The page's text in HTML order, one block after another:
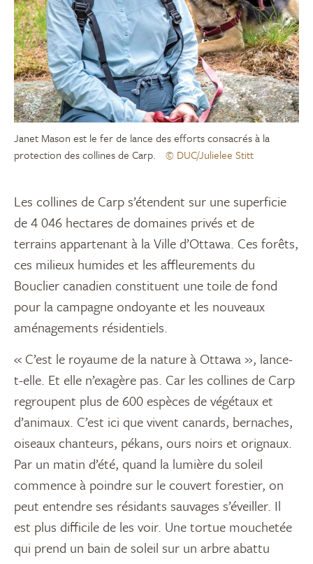
Janet Mason est le fer de lance des efforts consacrés à la
protection des collines de Carp.
© DUC/Julielee Stitt
Les collines de Carp s’étendent sur une superficie
de 4 046 hectares de domaines privés et de
terrains appartenant à la Ville d’Ottawa. Ces forêts,
ces milieux humides et les affleurements du
Bouclier canadien constituent une toile de fond
pour la campagne ondoyante et les nouveaux
aménagements résidentiels.
« C’est le royaume de la nature à Ottawa », lance-
t-elle. Et elle n’exagère pas. Car les collines de Carp
regroupent plus de 600 espèces de végétaux et
d’animaux. C’est ici que vivent canards, bernaches,
oiseaux chanteurs, pékans, ours noirs et orignaux.
Par un matin d’été, quand la lumière du soleil
commence à poindre sur le couvert forestier, on
peut entendre ses résidants sauvages s’éveiller. Il
est plus difficile de les voir. Une tortue mouchetée
qui prend un bain de soleil sur un arbre abattu